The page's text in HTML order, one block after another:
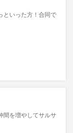
といった方！合同で
間を増やしてサルサ